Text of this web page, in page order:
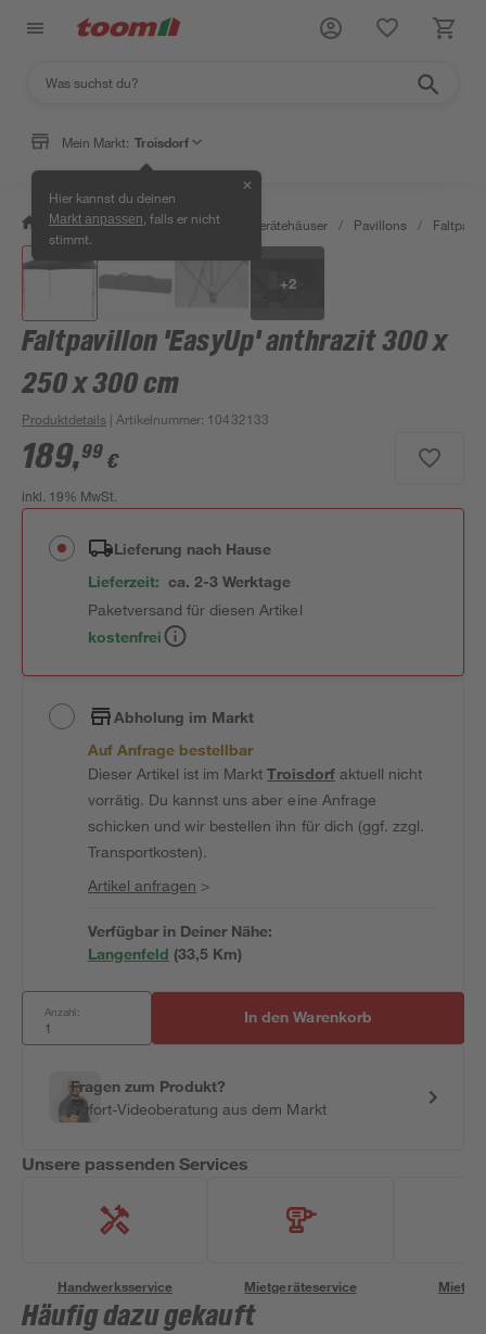
Mein Markt: Troisdorf
Hier kannst du deinen
Markt anpassen , falls er nicht
stimmt.
✕
/ Garten & Freizeit / Garten- & Gerätehäuser / Pavillons /
+2
Faltpavillon 'EasyUp' anthrazit 300 x
250 x 300 cm
Produktdetails | Artikelnummer: 10432133
189,99 €
inkl. 19% MwSt.
Lieferung nach Hause
Lieferzeit: ca. 2-3 Werktage
Paketversand für diesen Artikel
kostenfrei
Abholung im Markt
Auf Anfrage bestellbar
Dieser Artikel ist im MarktTroisdorfaktuell nicht
vorrätig. Du kannst uns aber eine Anfrage
schicken und wir bestellen ihn für dich (ggf. zzgl.
Transportkosten).
Artikel anfragen >
Verfügbar in Deiner Nähe:
Langenfeld (33,5 Km)
Anzahl: In den Warenkorb
Fragen zum Produkt?
Sofort-Videoberatung aus dem Markt
Unsere passenden Services
Handwerksservice Mietgeräteservice
Häufig dazu gekauft